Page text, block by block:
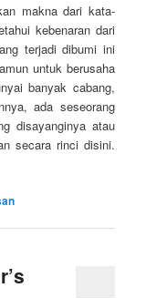
makna dari kata-
kebenaran dari
terjadi dibumi ini
untuk berusaha
banyak cabang,
ada seseorang
disayanginya atau
secara rinci disini.